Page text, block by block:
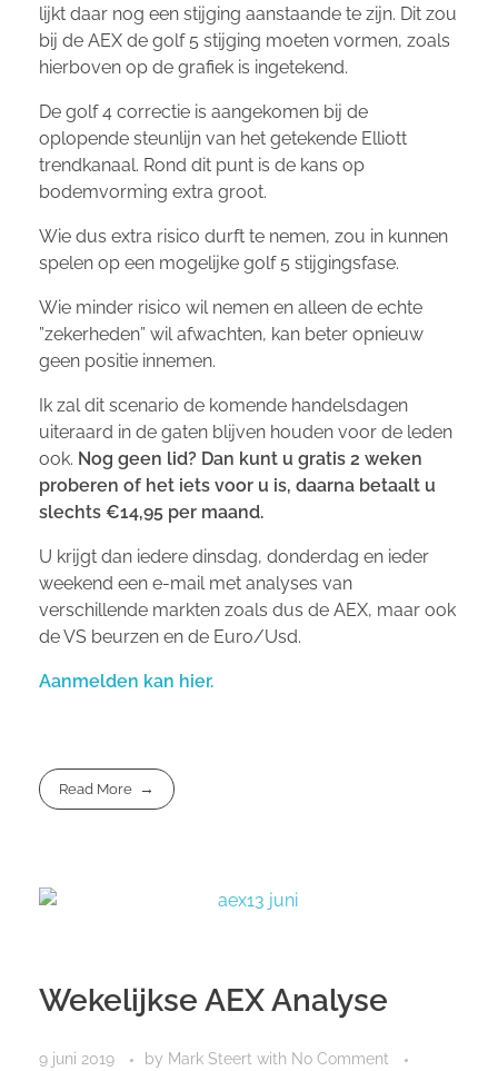
lijkt daar nog een stijging aanstaande te zijn. Dit zou
bij de AEX de golf 5 stijging moeten vormen, zoals
hierboven op de grafiek is ingetekend.
De golf 4 correctie is aangekomen bij de
oplopende steunlijn van het getekende Elliott
trendkanaal. Rond dit punt is de kans op
bodemvorming extra groot.
Wie dus extra risico durft te nemen, zou in kunnen
spelen op een mogelijke golf 5 stijgingsfase.
Wie minder risico wil nemen en alleen de echte
”zekerheden” wil afwachten, kan beter opnieuw
geen positie innemen.
Ik zal dit scenario de komende handelsdagen
uiteraard in de gaten blijven houden voor de leden
ook. Nog geen lid? Dan kunt u gratis 2 weken
proberen of het iets voor u is, daarna betaalt u
slechts €14,95 per maand.
U krijgt dan iedere dinsdag, donderdag en ieder
weekend een e-mail met analyses van
verschillende markten zoals dus de AEX, maar ook
de VS beurzen en de Euro/Usd.
Aanmelden kan hier.
Read More
Wekelijkse AEX Analyse
9 juni 2019 by Mark Steert with No Comment